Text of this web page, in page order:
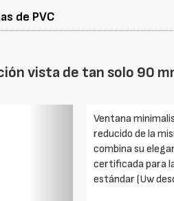
de PVC
vista de tan solo 90
Siguiente
Ventana
reducido de la
combina su
certificada para
estándar (Uw